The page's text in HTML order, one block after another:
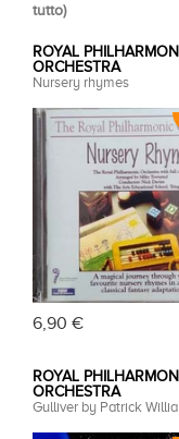
tutto)
ROYAL
ORCHESTRA
Nursery rhymes
6,90 €
ROYAL
ORCHESTRA
Gulliver by Patrick